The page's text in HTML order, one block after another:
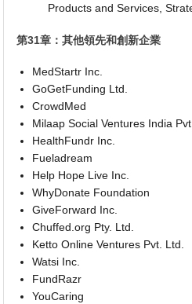
Products and Services,
第31章：其他領先和創新企業
MedStartr Inc.
GoGetFunding Ltd.
CrowdMed
Milaap Social Ventures India
HealthFundr Inc.
Fueladream
Help Hope Live Inc.
WhyDonate Foundation
GiveForward Inc.
Chuffed.org Pty. Ltd.
Ketto Online Ventures Pvt. Ltd.
Watsi Inc.
FundRazr
YouCaring